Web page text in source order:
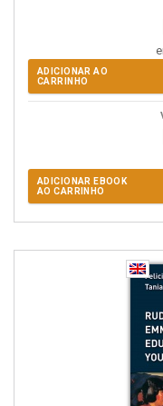
ADICIONAR AO
CARRINHO
ADICIONAR EBOOK
AO CARRINHO